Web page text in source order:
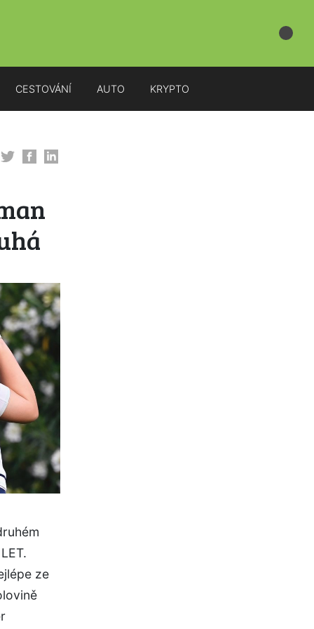
CESTOVÁNÍ AUTO KRYPTO
ze